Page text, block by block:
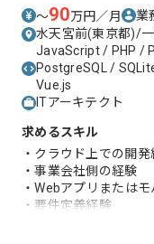
〜90万円／月 業
水天宮前(東京都)/
JavaScript / PHP /
PostgreSQL /
Vue.js
ITアーキテクト
求めるスキル
・クラウド上での開発
・事業会社側の経験
・Webアプリまたは
・要件定義経験